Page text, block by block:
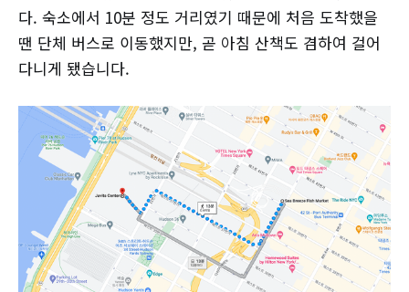
다. 숙소에서 10분 정도 거리였기 때문에 처음 도착했을
땐 단체 버스로 이동했지만, 곧 아침 산책도 겸하여 걸어
다니게 됐습니다.